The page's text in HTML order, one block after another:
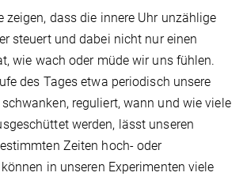
zeigen, dass die innere Uhr unzählige
steuert und dabei nicht nur einen
wie wach oder müde wir uns fühlen.
des Tages etwa periodisch unsere
reguliert, wann und wie viele
werden, lässt unseren
Zeiten hoch- oder
in unseren Experimenten viele